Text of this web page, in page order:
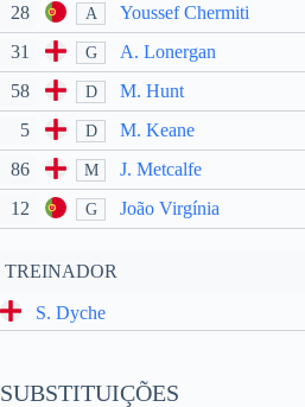
28 A
Youssef Chermiti
31
G
A. Lonergan
58
D
M. Hunt
5
D
M. Keane
86
M
J. Metcalfe
12
G João Virgínia
TREINADOR
S. Dyche
SUBSTITUIÇÕES